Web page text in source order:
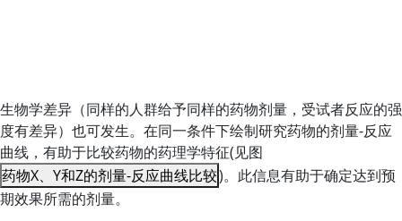
生物学差异（同样的人群给予同样的药物剂量，受试者反应的强
度有差异）也可发生。在同一条件下绘制研究药物的剂量-反应
曲线，有助于比较药物的药理学特征(见图
药物X、Y和Z的剂量-反应曲线比较)。此信息有助于确定达到预
期效果所需的剂量。